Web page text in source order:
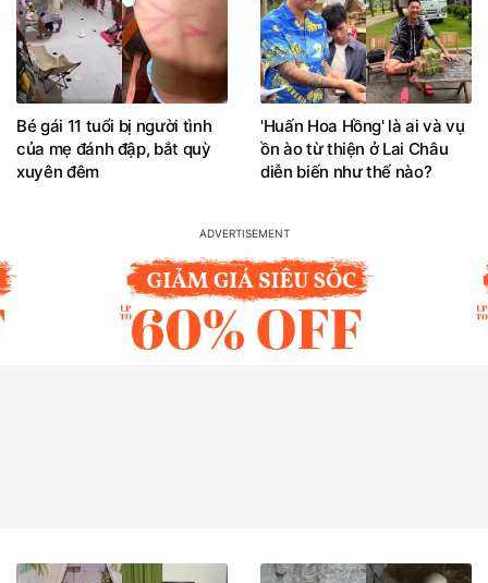
Bé gái 11 tuổi bị người tình
của mẹ đánh đập, bắt quỳ
xuyên đêm
'Huấn Hoa Hồng' là ai và vụ
ồn ào từ thiện ở Lai Châu
diễn biến như thế nào?